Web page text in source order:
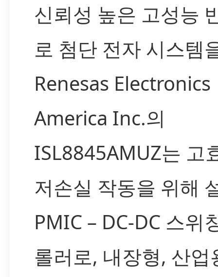
신뢰성 높은 고성능
로 첨단 전자 시스템
Renesas Electronics
America Inc.의
ISL8845AMUZ는 고
저손실 작동을 위해
PMIC – DC-DC 스위
롤러로, 내장형, 산업